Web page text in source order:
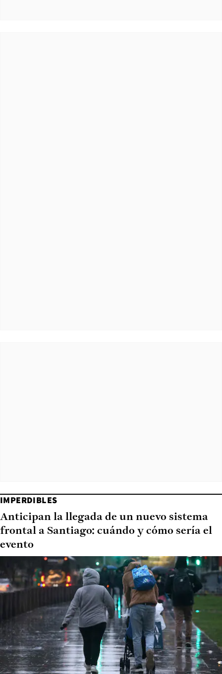
IMPERDIBLES
Anticipan la llegada de un nuevo sistema
frontal a Santiago: cuándo y cómo sería el
evento